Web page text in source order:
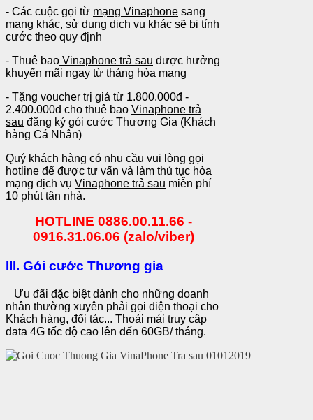
- Các cuộc gọi từ mạng Vinaphone sang
mạng khác, sử dụng dịch vụ khác sẽ bị tính
cước theo quy định
- Thuê bao Vinaphone trả sau được hưởng
khuyến mãi ngay từ tháng hòa mạng
- Tặng voucher trị giá từ 1.800.000đ -
2.400.000đ cho thuê bao Vinaphone trả
sau đăng ký gói cước Thương Gia (Khách
hàng Cá Nhân)
Quý khách hàng có nhu cầu vui lòng gọi
hotline để được tư vấn và làm thủ tục hòa
mạng dịch vụ Vinaphone trả sau miễn phí
10 phút tận nhà.
HOTLINE 0886.00.11.66 -
0916.31.06.06 (zalo/viber)
III. Gói cước Thương gia
Ưu đãi đặc biệt dành cho những doanh
nhân thường xuyên phải gọi điện thoại cho
Khách hàng, đối tác... Thoải mái truy cập
data 4G tốc độ cao lên đến 60GB/ tháng.